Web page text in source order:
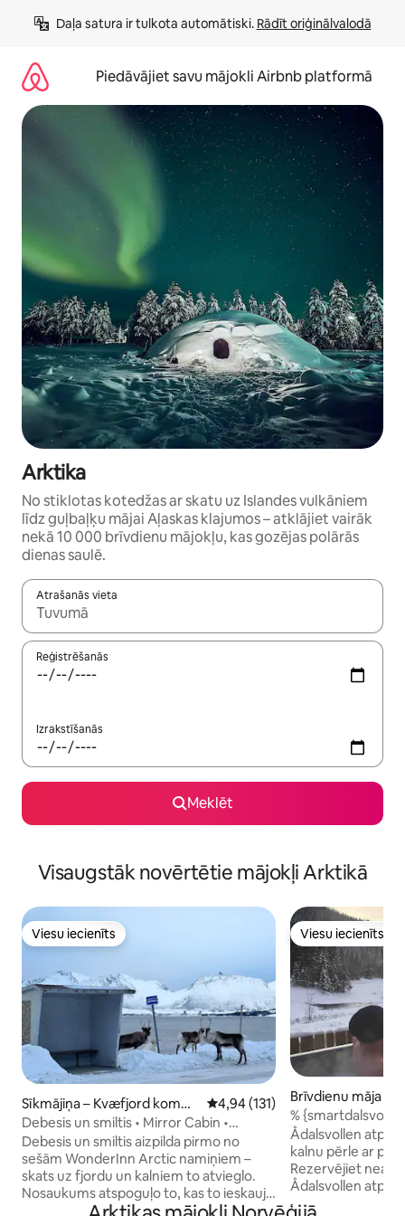
saturu
Daļa satura ir tulkota automātiski. Rādīt oriģinālvalodā
Piedāvājiet savu mājokli Airbnb platformā
Arktika
No stiklotas kotedžas ar skatu uz Islandes vulkāniem
līdz guļbaļķu mājai Aļaskas klajumos – atklājiet vairāk
nekā 10 000 brīvdienu mājokļu, kas gozējas polārās
dienas saulē.
Atrašanās vieta
Kad rezultāti kļūs pieejami, izmantojiet bultiņu uz augšu un
Reģistrēšanās
Izrakstīšanās
Meklēt
Visaugstāk novērtētie mājokļi Arktikā
Viesu iecienīts
Viesu iecienīts
Sīkmājiņa – Kvæfjord komm
une
Vidējais vērtējums: 4,94 no 5,
4,94 (131)
Debesis un smiltis • Mirror Cabin •
WonderInn Arctic
Debesis un smiltis aizpilda pirmo no
sešām WonderInn Arctic namiņiem –
skats uz fjordu un kalniem to atvieglo.
Nosaukums atspoguļo to, kas to ieskauj:
debesis augšā un bālā Kvæfjordas
Viesu iecienīts
Viesu iecienīts
Brīvdienu māja –
%
Ådalsvollen atpūtas vieta -
kalnu pērle ar
Rezervējiet
Ådalsvollen atpūtas vietā.
tā, vai tas ir kopā